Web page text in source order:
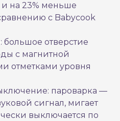
на 23% меньше
с Babycook
большое отверстие
с магнитной
отметками уровня
пароварка —
сигнал, мигает
выключается по